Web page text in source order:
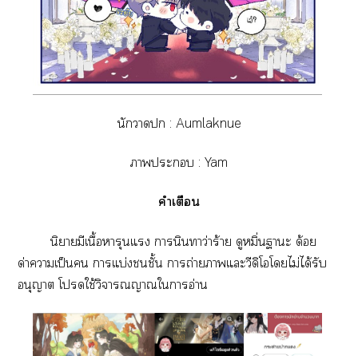
นักา : Aumlaknue
าะ : Yam
คำเตือน
นิยายมีเนื้อหารุนแ านินทาว่าร้าย ดูหมิ่นาะ ด้อย
ด่าาเป็น าแบ่งชั้น าถ่ายาแะวีดิโโไม่ได้รับ
อนุญาต โใช้วิจารณญาณใาอ่าน